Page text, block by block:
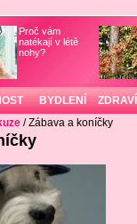
Proč vám
natékají v létě
nohy?
BYDLENÍ ZDRAVÍ
/ Zábava a koníčky